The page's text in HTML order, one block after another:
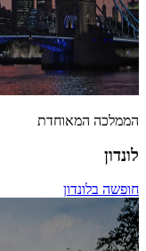
הממלכה המאוחדת
לונדון
חופשה בלונדון